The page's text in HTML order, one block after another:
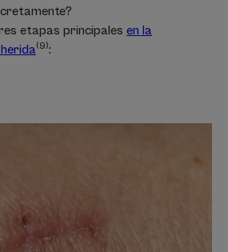
etapas principales en la
(9):